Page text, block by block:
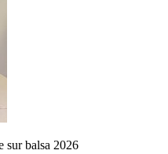
sur balsa 2026